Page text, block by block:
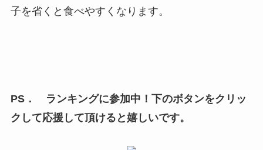
子を省くと食べやすくなります。
PS． ランキングに参加中！下のボタンをクリッ
クして応援して頂けると嬉しいです。